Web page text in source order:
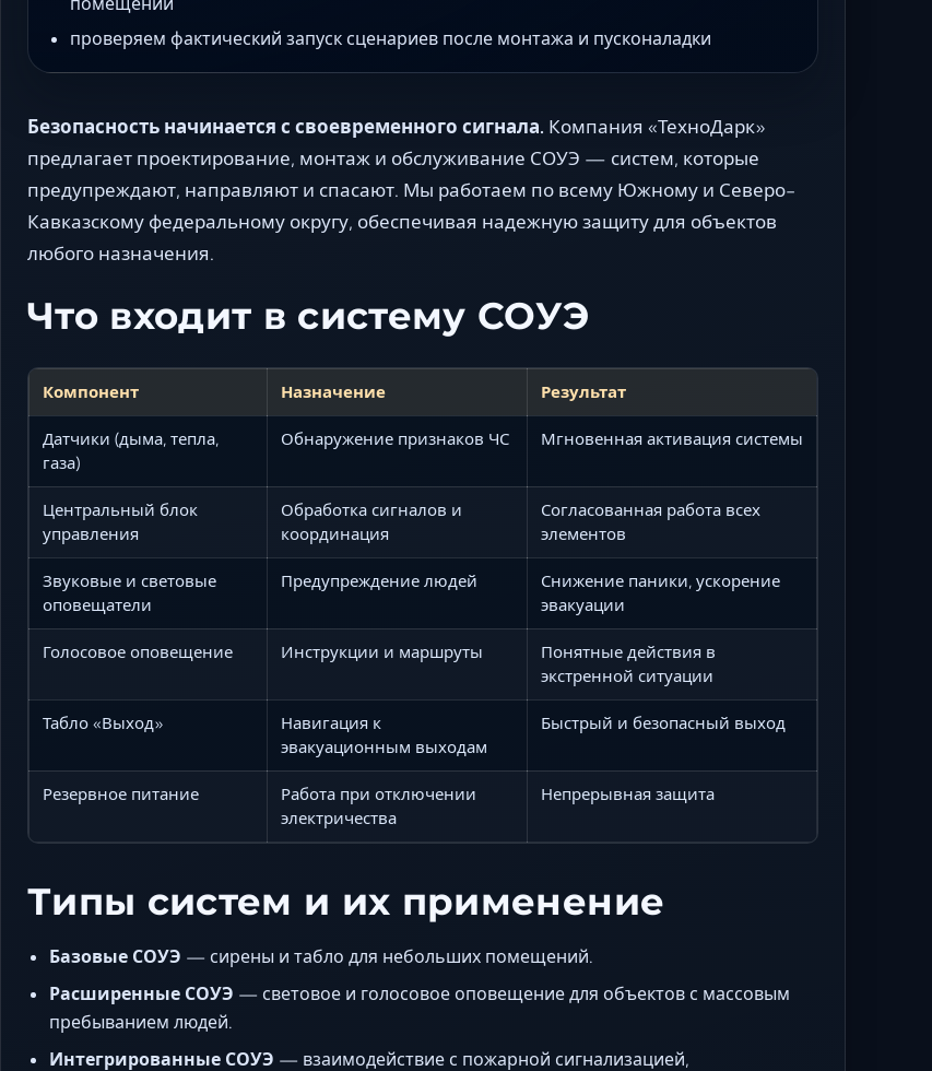
проверяем фактический запуск сценариев после монтажа и пусконаладки
Безопасность начинается с своевременного сигнала. Компания «ТехноДарк»
предлагает проектирование, монтаж и обслуживание СОУЭ — систем, которые
предупреждают, направляют и спасают. Мы работаем по всему Южному и Северо-
Кавказскому федеральному округу, обеспечивая надежную защиту для объектов
любого назначения.
Что входит в систему СОУЭ
Компонент Назначение Результат
Датчики (дыма, тепла,
газа)
Обнаружение признаков ЧС Мгновенная активация системы
Центральный блок
управления
Обработка сигналов и
координация
Согласованная работа всех
элементов
Звуковые и световые
оповещатели
Предупреждение людей
Снижение паники, ускорение
эвакуации
Голосовое оповещение Инструкции и маршруты
Понятные действия в
экстренной ситуации
Табло «Выход»
Навигация к
эвакуационным выходам
Быстрый и безопасный выход
Резервное питание
Работа при отключении
электричества
Непрерывная защита
Типы систем и их применение
Базовые СОУЭ — сирены и табло для небольших помещений.
Расширенные СОУЭ — световое и голосовое оповещение для объектов с массовым
пребыванием людей.
Интегрированные СОУЭ — взаимодействие с пожарной сигнализацией,